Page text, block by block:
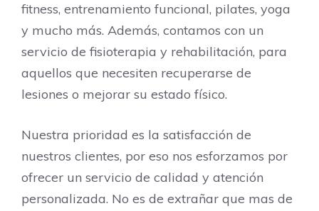
fitness, entrenamiento funcional, pilates, yoga
y mucho más. Además, contamos con un
servicio de fisioterapia y rehabilitación, para
aquellos que necesiten recuperarse de
lesiones o mejorar su estado físico.
Nuestra prioridad es la satisfacción de
nuestros clientes, por eso nos esforzamos por
ofrecer un servicio de calidad y atención
personalizada. No es de extrañar que mas de